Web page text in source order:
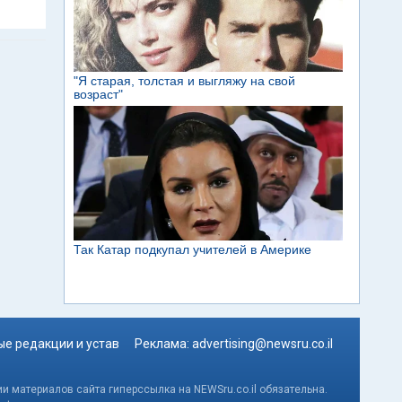
редакции и устав Реклама: advertising@newsru.co.il
сайта гиперссылка на NEWSru.co.il обязательна.